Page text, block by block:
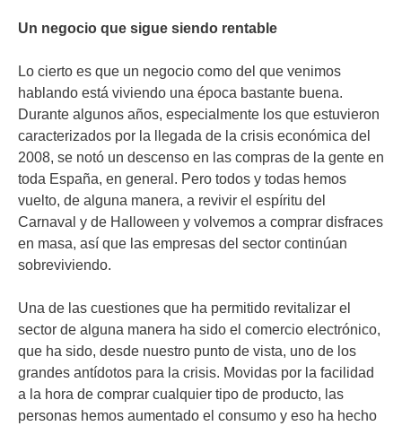
Un negocio que sigue siendo rentable
Lo cierto es que un negocio como del que venimos
hablando está viviendo una época bastante buena.
Durante algunos años, especialmente los que estuvieron
caracterizados por la llegada de la crisis económica del
2008, se notó un descenso en las compras de la gente en
toda España, en general. Pero todos y todas hemos
vuelto, de alguna manera, a revivir el espíritu del
Carnaval y de Halloween y volvemos a comprar disfraces
en masa, así que las empresas del sector continúan
sobreviviendo.
Una de las cuestiones que ha permitido revitalizar el
sector de alguna manera ha sido el comercio electrónico,
que ha sido, desde nuestro punto de vista, uno de los
grandes antídotos para la crisis. Movidas por la facilidad
a la hora de comprar cualquier tipo de producto, las
personas hemos aumentado el consumo y eso ha hecho